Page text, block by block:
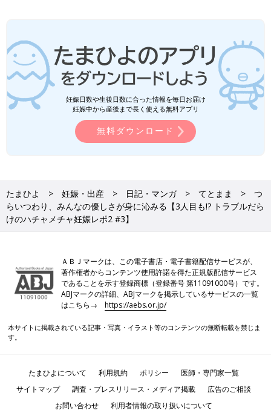
妊娠日数や生後日数に合った情報を毎日お届け
妊娠中から産後まで長く使える無料アプリ
無料ダウンロード
たまひよ 妊娠・出産 日記・マンガ てとまま
つ
らいつわり、みんなの優しさが身に沁みる【3人目も!? トラブルだら
けのハチャメチャ妊娠レポ2 #3】
ＡＢＪマークは、この電子書店・電子書籍配信サービスが、
著作権者からコンテンツ使用許諾を得た正規版配信サービス
であることを示す登録商標（登録番号 第11091000号）です。
ABJマークの詳細、ABJマークを掲示しているサービスの一覧
はこちら→https://aebs.or.jp/
本サイトに掲載されている記事・写真・イラスト等のコンテンツの無断転載を禁じま
す。
たまひよについて 利用規約 ポリシー
医師・専門家一覧
サイトマップ
調査・プレスリリース・メディア掲載
広告のご相談
お問い合わせ
利用者情報の取り扱いについて